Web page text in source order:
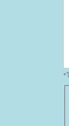
*